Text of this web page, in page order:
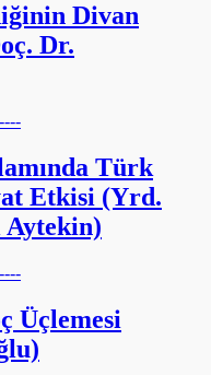
Divan
Dr.
Türk
Etkisi (Yrd.
Aytekin)
Üçlemesi